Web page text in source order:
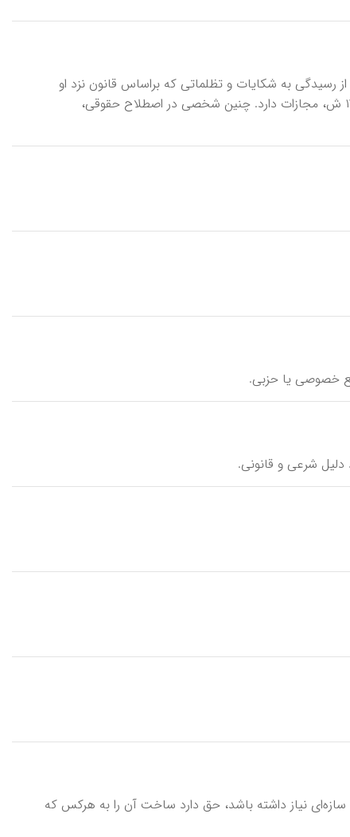
رسیدگی به شکایات و تظلماتی که براساس قانون نزد او
برده شده است. این عمل جرم و برابر مادۀ ۵۹۷ قانون مجازات اسلامی، مصوب ۱۳۷۵ ش، مجازات دارد. چنین شخصی در اصطلاح حقوقی،
خصوصی یا حزبی.
دلیل شرعی و قانونی.
نیاز داشته باشد، حق دارد ساخت آن را به هرکس که